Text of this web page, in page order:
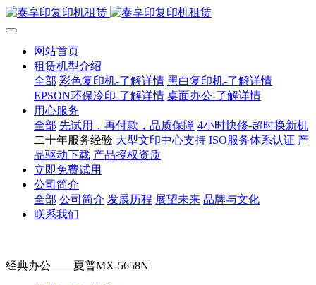
网站首页
租赁机型介绍
全部 彩色复印机-了解详情 黑白复印机-了解详情
EPSON环保冷印-了解详情 桌面办公-了解详情
用心服务
全部 先试用，再付款，品质保障 4小时快修-超时换新机
二十年服务经验 大型文印中心支持 ISO服务体系认证 产
品驱动下载 产品授权资质
立即免费试用
公司简介
全部 公司简介 发展历程 展望未来 品牌与文化
联系我们
经典办公——夏普MX-5658N